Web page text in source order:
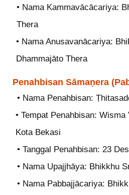
• Nama Kammavācācariya:
Thera
• Nama Anusavanācariya:
Dhammajāto Thera
Penahbisan Sāmaṇera
• Nama Penahbisan:
• Tempat Penahbisan:
Kota Bekasi
• Tanggal Penahbisan: 23
• Nama Upajjhāya: Bhikkhu
• Nama Pabbajjācariya: